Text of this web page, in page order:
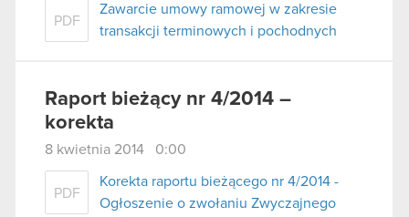
PDF
Zawarcie umowy ramowej w zakresie
transakcji terminowych i pochodnych
Raport bieżący nr 4/2014 –
korekta
8 kwietnia 2014 0:00
PDF
Korekta raportu bieżącego nr 4/2014 -
Ogłoszenie o zwołaniu Zwyczajnego